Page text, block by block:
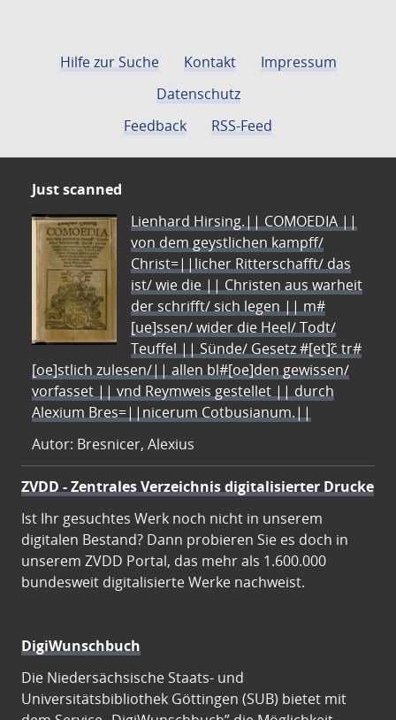
Hilfe zur Suche Kontakt
Impressum
Datenschutz
Feedback
RSS-Feed
Just scanned
Lienhard Hirsing.|| COMOEDIA ||
von dem geystlichen kampff/
Christ=||licher Ritterschafft/ das
ist/ wie die || Christen aus warheit
der schrifft/ sich legen || m#
[ue]ssen/ wider die Heel/ Todt/
Teuffel || Sünde/ Gesetz #[et]c̃ tr#
[oe]stlich zulesen/|| allen bl#[oe]den gewissen/
vorfasset || vnd Reymweis gestellet || durch
Alexium Bres=||nicerum Cotbusianum.||
Autor: Bresnicer, Alexius
ZVDD - Zentrales Verzeichnis digitalisierter Drucke
Ist Ihr gesuchtes Werk noch nicht in unserem
digitalen Bestand? Dann probieren Sie es doch in
unserem ZVDD Portal, das mehr als 1.600.000
bundesweit digitalisierte Werke nachweist.
DigiWunschbuch
Die Niedersächsische Staats- und
Universitätsbibliothek Göttingen (SUB) bietet mit